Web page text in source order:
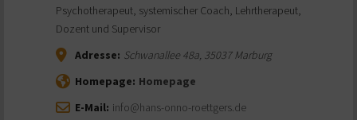
Psychotherapeut, systemischer Coach, Lehrtherapeut,
Dozent und Supervisor
Adresse: Schwanallee 48a, 35037Marburg
Homepage: Homepage
E-Mail: info@hans-onno-roettgers.de